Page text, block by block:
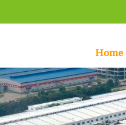
Home